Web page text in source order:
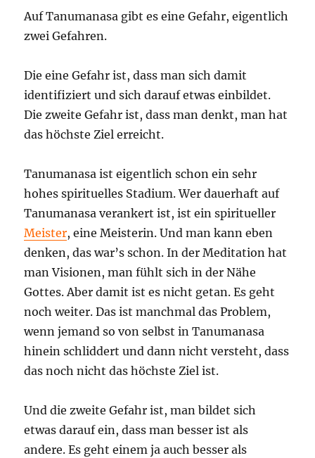
Auf Tanumanasa gibt es eine Gefahr, eigentlich
zwei Gefahren.
Die eine Gefahr ist, dass man sich damit
identifiziert und sich darauf etwas einbildet.
Die zweite Gefahr ist, dass man denkt, man hat
das höchste Ziel erreicht.
Tanumanasa ist eigentlich schon ein sehr
hohes spirituelles Stadium. Wer dauerhaft auf
Tanumanasa verankert ist, ist ein spiritueller
Meister, eine Meisterin. Und man kann eben
denken, das war’s schon. In der Meditation hat
man Visionen, man fühlt sich in der Nähe
Gottes. Aber damit ist es nicht getan. Es geht
noch weiter. Das ist manchmal das Problem,
wenn jemand so von selbst in Tanumanasa
hinein schliddert und dann nicht versteht, dass
das noch nicht das höchste Ziel ist.
Und die zweite Gefahr ist, man bildet sich
etwas darauf ein, dass man besser ist als
andere. Es geht einem ja auch besser als